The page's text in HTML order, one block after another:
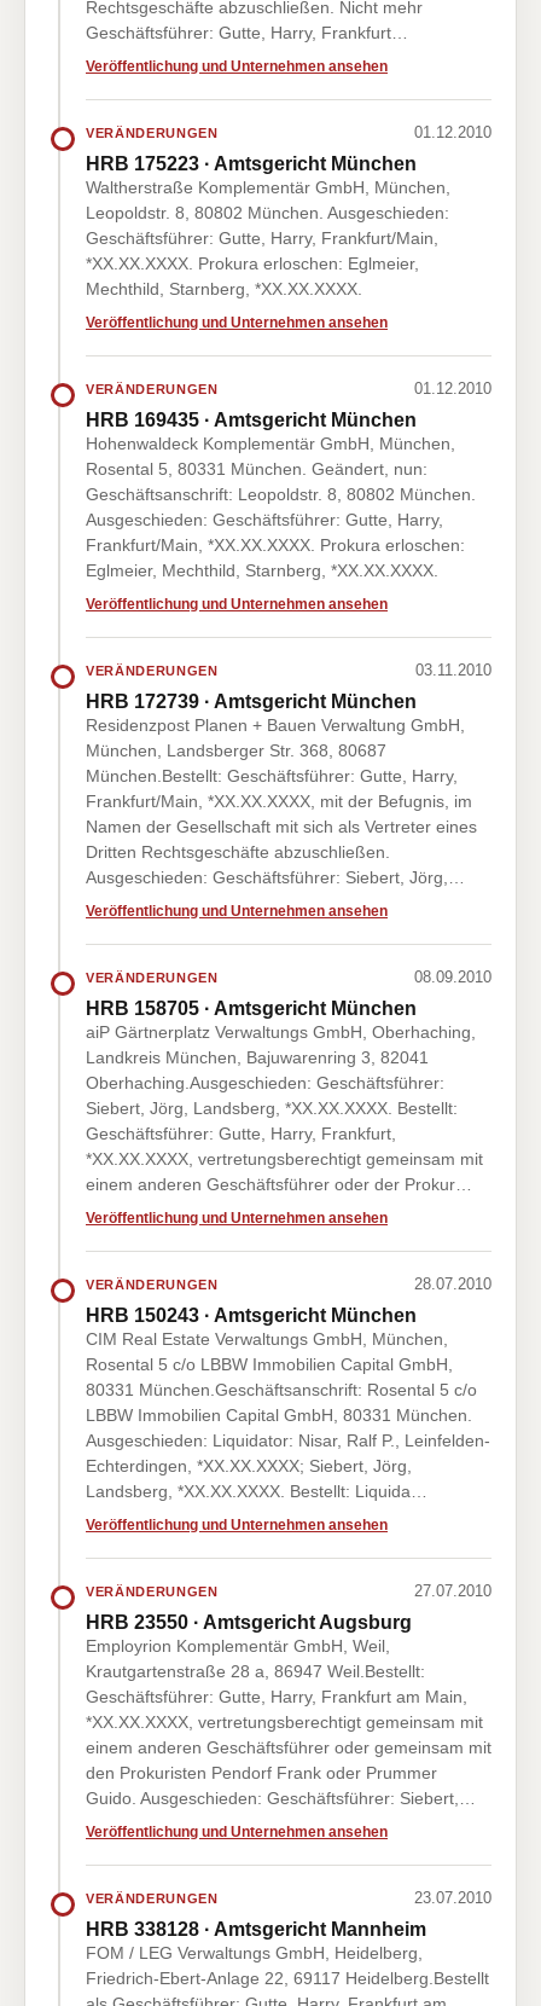
Rechtsgeschäfte abzuschließen. Nicht mehr
Geschäftsführer: Gutte, Harry, Frankfurt…
Veröffentlichung und Unternehmen ansehen
VERÄNDERUNGEN 01.12.2010
HRB 175223 · Amtsgericht München
Waltherstraße Komplementär GmbH, München,
Leopoldstr. 8, 80802 München. Ausgeschieden:
Geschäftsführer: Gutte, Harry, Frankfurt/Main,
*XX.XX.XXXX. Prokura erloschen: Eglmeier,
Mechthild, Starnberg, *XX.XX.XXXX.
Veröffentlichung und Unternehmen ansehen
VERÄNDERUNGEN 01.12.2010
HRB 169435 · Amtsgericht München
Hohenwaldeck Komplementär GmbH, München,
Rosental 5, 80331 München. Geändert, nun:
Geschäftsanschrift: Leopoldstr. 8, 80802 München.
Ausgeschieden: Geschäftsführer: Gutte, Harry,
Frankfurt/Main, *XX.XX.XXXX. Prokura erloschen:
Eglmeier, Mechthild, Starnberg, *XX.XX.XXXX.
Veröffentlichung und Unternehmen ansehen
VERÄNDERUNGEN 03.11.2010
HRB 172739 · Amtsgericht München
Residenzpost Planen + Bauen Verwaltung GmbH,
München, Landsberger Str. 368, 80687
München.Bestellt: Geschäftsführer: Gutte, Harry,
Frankfurt/Main, *XX.XX.XXXX, mit der Befugnis, im
Namen der Gesellschaft mit sich als Vertreter eines
Dritten Rechtsgeschäfte abzuschließen.
Ausgeschieden: Geschäftsführer: Siebert, Jörg,…
Veröffentlichung und Unternehmen ansehen
VERÄNDERUNGEN 08.09.2010
HRB 158705 · Amtsgericht München
aiP Gärtnerplatz Verwaltungs GmbH, Oberhaching,
Landkreis München, Bajuwarenring 3, 82041
Oberhaching.Ausgeschieden: Geschäftsführer:
Siebert, Jörg, Landsberg, *XX.XX.XXXX. Bestellt:
Geschäftsführer: Gutte, Harry, Frankfurt,
*XX.XX.XXXX, vertretungsberechtigt gemeinsam mit
einem anderen Geschäftsführer oder der Prokur…
Veröffentlichung und Unternehmen ansehen
VERÄNDERUNGEN 28.07.2010
HRB 150243 · Amtsgericht München
CIM Real Estate Verwaltungs GmbH, München,
Rosental 5 c/o LBBW Immobilien Capital GmbH,
80331 München.Geschäftsanschrift: Rosental 5 c/o
LBBW Immobilien Capital GmbH, 80331 München.
Ausgeschieden: Liquidator: Nisar, Ralf P., Leinfelden-
Echterdingen, *XX.XX.XXXX; Siebert, Jörg,
Landsberg, *XX.XX.XXXX. Bestellt: Liquida…
Veröffentlichung und Unternehmen ansehen
VERÄNDERUNGEN 27.07.2010
HRB 23550 · Amtsgericht Augsburg
Employrion Komplementär GmbH, Weil,
Krautgartenstraße 28 a, 86947 Weil.Bestellt:
Geschäftsführer: Gutte, Harry, Frankfurt am Main,
*XX.XX.XXXX, vertretungsberechtigt gemeinsam mit
einem anderen Geschäftsführer oder gemeinsam mit
den Prokuristen Pendorf Frank oder Prummer
Guido. Ausgeschieden: Geschäftsführer: Siebert,…
Veröffentlichung und Unternehmen ansehen
VERÄNDERUNGEN 23.07.2010
HRB 338128 · Amtsgericht Mannheim
FOM / LEG Verwaltungs GmbH, Heidelberg,
Friedrich-Ebert-Anlage 22, 69117 Heidelberg.Bestellt